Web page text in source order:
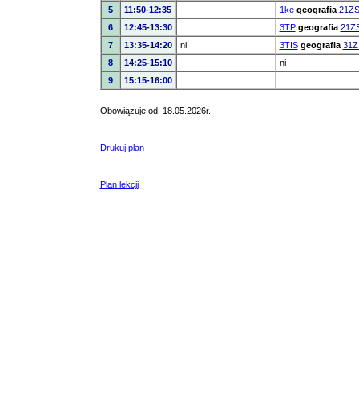
5
11:50-12:35 1ke geografia 21ZS
6
12:45-13:30 3TP geografia
7
13:35-14:20 ni 3TIS geografia
8
14:25-15:10
ni
9
15:15-16:00
Obowiązuje od: 18.05.2026r.
Drukuj plan
Plan lekcji